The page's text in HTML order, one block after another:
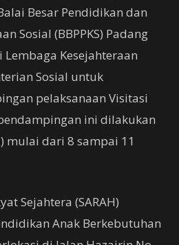
Besar Pendidikan dan
Sosial (BBPPKS) Padang
Kesejahteraan
Sosial untuk
pelaksanaan Visitasi
ini dilakukan
mulai dari 8 sampai 11
Sejahtera (SARAH)
Anak Berkebutuhan